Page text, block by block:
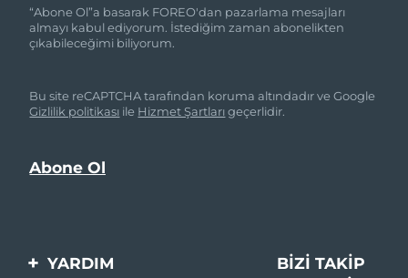
“Abone Ol”a basarak FOREO'dan pazarlama mesajları
almayı kabul ediyorum. İstediğim zaman abonelikten
çıkabileceğimi biliyorum.
Bu site reCAPTCHA tarafından koruma altındadır ve Google
Gizlilik politikası ile Hizmet Şartlarıgeçerlidir.
YARDIM
BIZI TAKIP